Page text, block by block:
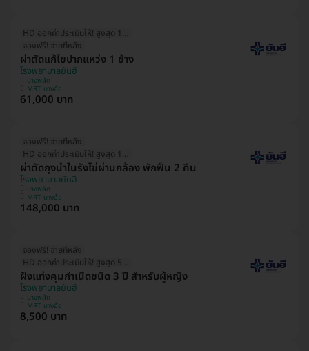
HD ออกค่าประเมินให้! สูงสุด 1500 บ.
จองฟรี! จ่ายทีหลัง
ผ่าตัดแก้ไขปากแหว่ง 1 ข้าง
โรงพยาบาลยันฮี
บางพลัด
MRT บางอ้อ
61,000 บาท
จองฟรี! จ่ายทีหลัง
HD ออกค่าประเมินให้! สูงสุด 1500 บ.
ผ่าตัดถุงน้ำในรังไข่ผ่านกล้อง พักฟื้น 2 คืน
โรงพยาบาลยันฮี
บางพลัด
MRT บางอ้อ
148,000 บาท
จองฟรี! จ่ายทีหลัง
HD ออกค่าประเมินให้! สูงสุด 500 บ.
ฝังแท่งคุมกำเนิดชนิด 3 ปี สำหรับผู้หญิง
โรงพยาบาลยันฮี
บางพลัด
MRT บางอ้อ
8,500 บาท